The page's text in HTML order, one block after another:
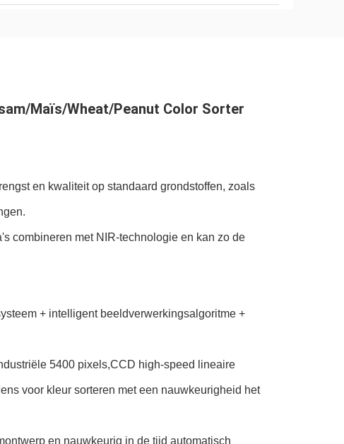
Maïs/Wheat/Peanut Color Sorter
en kwaliteit op standaard grondstoffen, zoals
combineren met NIR-technologie en kan zo de
+ intelligent beeldverwerkingsalgoritme +
5400 pixels,CCD high-speed lineaire
voor kleur sorteren met een nauwkeurigheid het
en nauwkeurig in de tijd automatisch